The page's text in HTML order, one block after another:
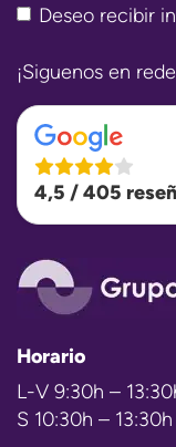
Deseo recibir
¡Siguenos en
4,5 / 405
Horario
L-V 9:30h –
S 10:30h – 13:30h